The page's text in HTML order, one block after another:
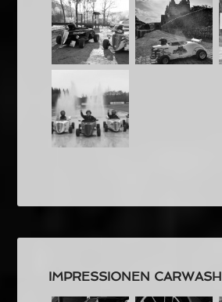
IMPRESSIONEN CARWASH